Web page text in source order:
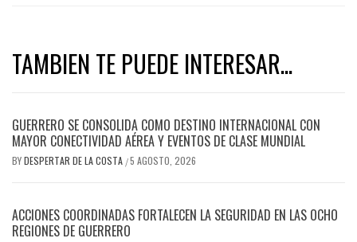
TAMBIEN TE PUEDE INTERESAR...
GUERRERO SE CONSOLIDA COMO DESTINO INTERNACIONAL CON
MAYOR CONECTIVIDAD AÉREA Y EVENTOS DE CLASE MUNDIAL
BYDESPERTAR DE LA COSTA /5 AGOSTO, 2026
ACCIONES COORDINADAS FORTALECEN LA SEGURIDAD EN LAS OCHO
REGIONES DE GUERRERO